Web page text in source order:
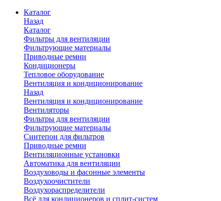
Каталог
Назад
Каталог
Фильтры для вентиляции
Фильтрующие материалы
Приводные ремни
Кондиционеры
Тепловое оборудование
Вентиляция и кондиционирование
Назад
Вентиляция и кондиционирование
Вентиляторы
Фильтры для вентиляции
Фильтрующие материалы
Синтепон для фильтров
Приводные ремни
Вентиляционные установки
Автоматика для вентиляции
Воздуховоды и фасонные элементы
Воздухоочистители
Воздухораспределители
Всё для кондиционеров и сплит-систем